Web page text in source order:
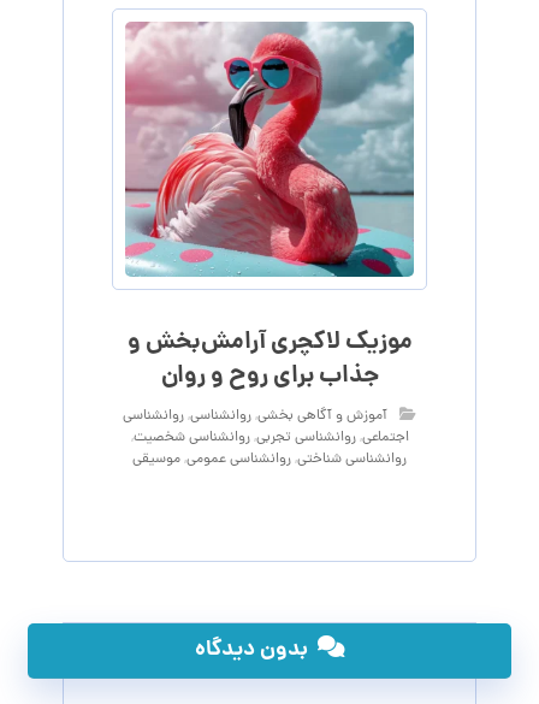
موزیک لاکچری آرامش‌بخش‌ و
جذاب‌ برای روح و روان
آموزش و آگاهی‌ بخشی,روانشناسی,روانشناسی
اجتماعی,روانشناسی تجربی,روانشناسی شخصیت,
روانشناسی شناختی,روانشناسی عمومی,موسیقی
بدون دیدگاه